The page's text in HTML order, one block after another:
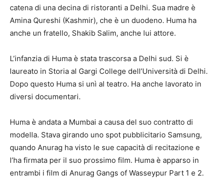
catena di una decina di ristoranti a Delhi. Sua madre è
Amina Qureshi (Kashmir), che è un duodeno. Huma ha
anche un fratello, Shakib Salim, anche lui attore.
L’infanzia di Huma è stata trascorsa a Delhi sud. Si è
laureato in Storia al Gargi College dell’Università di Delhi.
Dopo questo Huma si unì al teatro. Ha anche lavorato in
diversi documentari.
Huma è andata a Mumbai a causa del suo contratto di
modella. Stava girando uno spot pubblicitario Samsung,
quando Anurag ha visto le sue capacità di recitazione e
l’ha firmata per il suo prossimo film. Huma è apparso in
entrambi i film di Anurag Gangs of Wasseypur Part 1 e 2.